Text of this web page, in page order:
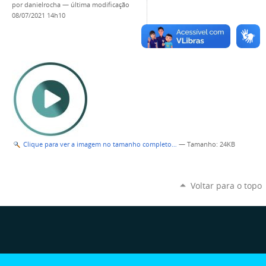
pordanielrocha — última modificação
08/07/2021 14h10
Clique para ver a imagem no tamanho completo… — Tamanho: 24KB
Voltar para o topo